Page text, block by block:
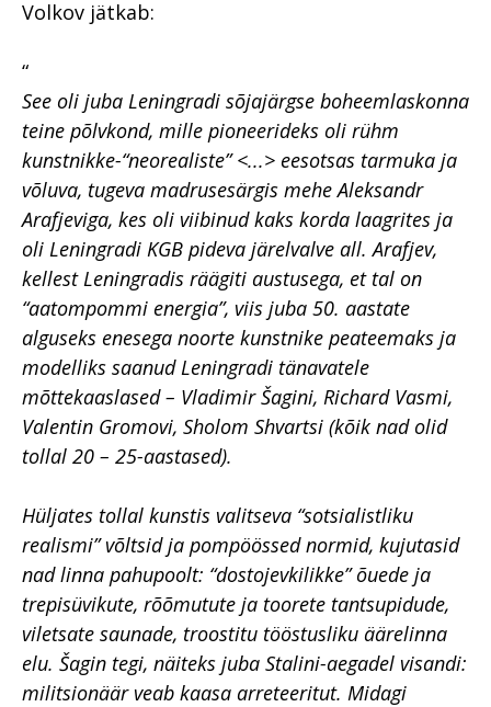
Volkov jätkab:
“
See oli juba Leningradi sõjajärgse boheemlaskonna
teine põlvkond, mille pioneerideks oli rühm
kunstnikke-“neorealiste” <...> eesotsas tarmuka ja
võluva, tugeva madrusesärgis mehe Aleksandr
Arafjeviga, kes oli viibinud kaks korda laagrites ja
oli Leningradi KGB pideva järelvalve all. Arafjev,
kellest Leningradis räägiti austusega, et tal on
“aatompommi energia”, viis juba 50. aastate
alguseks enesega noorte kunstnike peateemaks ja
modelliks saanud Leningradi tänavatele
mõttekaaslased – Vladimir Šagini, Richard Vasmi,
Valentin Gromovi, Sholom Shvartsi (kõik nad olid
tollal 20 – 25-aastased).
Hüljates tollal kunstis valitseva “sotsialistliku
realismi” võltsid ja pompöössed normid, kujutasid
nad linna pahupoolt: “dostojevkilikke” õuede ja
trepisüvikute, rõõmutute ja toorete tantsupidude,
viletsate saunade, troostitu tööstusliku äärelinna
elu. Šagin tegi, näiteks juba Stalini-aegadel visandi:
militsionäär veab kaasa arreteeritut. Midagi